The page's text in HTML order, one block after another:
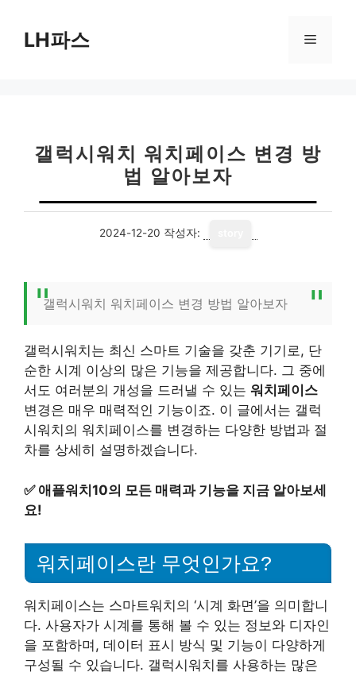
LH파스 메
갤럭시워치 워치페이스 변경 방
법 알아보자
2024-12-20 작성자:
갤럭시워치 워치페이스 변경 방법 알아보자
갤럭시워치는 최신 스마트 기술을 갖춘 기기로, 단
순한 시계 이상의 많은 기능을 제공합니다. 그 중에
서도 여러분의 개성을 드러낼 수 있는 워치페이스
변경은 매우 매력적인 기능이죠. 이 글에서는 갤럭
시워치의 워치페이스를 변경하는 다양한 방법과 절
차를 상세히 설명하겠습니다.
✅ 애플워치10의 모든 매력과 기능을 지금 알아보세
요!
워치페이스란 무엇인가요?
워치페이스는 스마트워치의 ‘시계 화면’을 의미합니
다. 사용자가 시계를 통해 볼 수 있는 정보와 디자인
을 포함하며, 데이터 표시 방식 및 기능이 다양하게
구성될 수 있습니다. 갤럭시워치를 사용하는 많은